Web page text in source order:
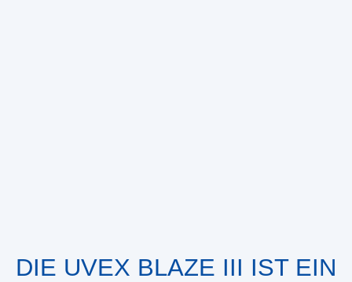
DIE UVEX BLAZE III IST EIN